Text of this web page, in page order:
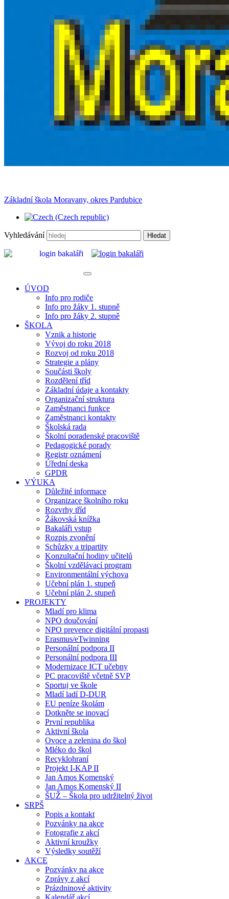
Základní škola Moravany, okres Pardubice
Vyhledávání Hledat
ÚVOD
Info pro rodiče
Info pro žáky 1. stupně
Info pro žáky 2. stupně
ŠKOLA
Vznik a historie
Vývoj do roku 2018
Rozvoj od roku 2018
Strategie a plány
Součásti školy
Rozdělení tříd
Základní údaje a kontakty
Organizační struktura
Zaměstnanci funkce
Zaměstnanci kontakty
Školská rada
Školní poradenské pracoviště
Pedagogické porady
Registr oznámení
Úřední deska
GPDR
VÝUKA
Důležité informace
Organizace školního roku
Rozvrhy tříd
Žákovská knížka
Bakaláři vstup
Rozpis zvonění
Schůzky a tripartity
Konzultační hodiny učitelů
Školní vzdělávací program
Environmentální výchova
Učební plán 1. stupeň
Učební plán 2. stupeň
PROJEKTY
Mladí pro klima
NPO doučování
NPO prevence digitální propasti
Erasmus/eTwinning
Personální podpora II
Personální podpora III
Modernizace ICT učebny
PC pracoviště včetně SVP
Sportuj ve škole
Mladí ladí D-DUR
EU peníze školám
Dotkněte se inovací
První republika
Aktivní škola
Ovoce a zelenina do škol
Mléko do škol
Recyklohraní
Projekt I-KAP II
Jan Amos Komenský
Jan Amos Komenský II
ŠUŽ – Škola pro udržitelný život
SRPŠ
Popis a kontakt
Pozvánky na akce
Fotografie z akcí
Aktivní kroužky
Výsledky soutěží
AKCE
Pozvánky na akce
Zprávy z akcí
Prázdninové aktivity
Kalendář akcí